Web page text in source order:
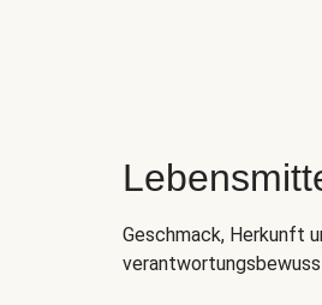
Geschmack, Herkunft